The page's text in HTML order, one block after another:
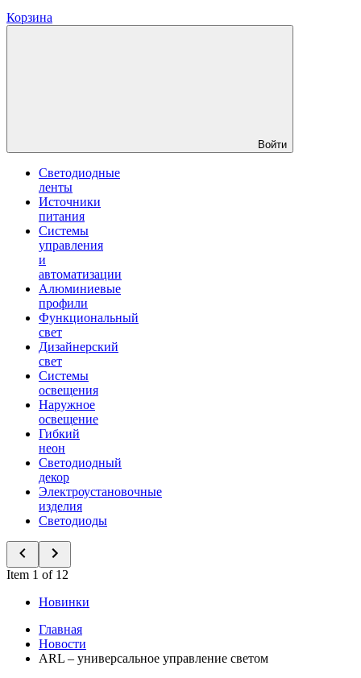
Корзина
Войти
Светодиодные
ленты
Источники
питания
Системы
управления
и
автоматизации
Алюминиевые
профили
Функциональный
свет
Дизайнерский
свет
Системы
освещения
Наружное
освещение
Гибкий
неон
Светодиодный
декор
Электроустановочные
изделия
Светодиоды
Item 1 of 12
Новинки
Главная
Новости
ARL – универсальное управление светом